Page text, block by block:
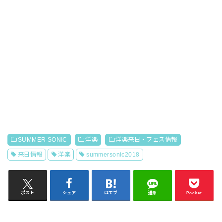
SUMMER SONIC 洋楽 洋楽来日・フェス情報
来日情報 洋楽 summersonic2018
ポスト シェア はてブ 送る Pocket